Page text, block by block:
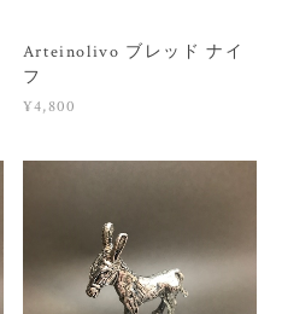
Arteinolivo ブレッド ナイ
フ
¥4,800